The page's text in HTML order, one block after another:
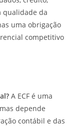
qualidade da
uma obrigação
competitivo
A ECF é uma
depende
contábil e das